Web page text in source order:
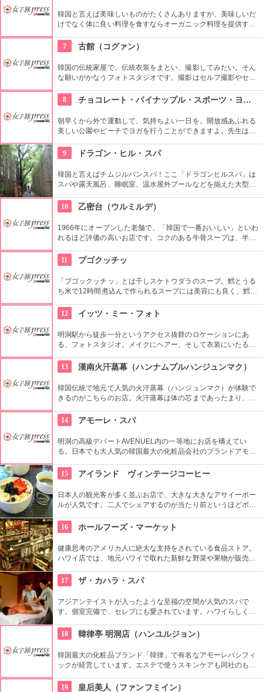
韓国と言えば美味しいものがたくさんありますが、美味しいだ
けでなく体に良い料理を食すならオーガニック料理を提供する
ご堪能あれ。
7 古館（コグァン）
韓国の伝統家屋で、伝統衣装をまとい、撮影してみたい。そん
な願いがかなうフォトスタジオです。撮影はセルフ撮影やセル
影をお任せするプランもあります。日本の旅行番組で話題にな
った場所です。
8 チョコレート・パイナップル・スポーツ・ヨガ・スタジオ
朝早くから外で運動して、気持ちよい一日を。開放感あふれる
美しい公園やビーチでヨガを行うことができますよ。先生は日
芝生エリアで無料のヨガレッスンも行っているので、初心者は
コチラもぜひ。
9 ドラゴン・ヒル・スパ
韓国と言えばチムジルバンスパ！ここ「ドラゴンヒルスパ」は
スパや露天風呂、睡眠室、温水屋外プールなどを揃えた大型施
やゴルフ練習場、マッサージ、レストランなど様々なお楽しみ
スポットがあるので、時間が過ぎるのもあっという間です！
10 乙密台（ウルミルデ）
1966年にオープンした老舗で、「韓国で一番おいしい」といわ
れるほど評価の高いお店です。コクのある牛骨スープは、半分
る麺も絶品です。
11 プゴクッチッ
「プゴックッチッ」とは干しスケトウダラのスープ。鱈とうる
ち米で12時間煮込んで作られるスープには美容にも良く、鱈の
味のスープは朝食にお勧めです。
12 イッツ・ミー・フォト
明洞駅から徒歩一分というアクセス抜群のロケーションにあ
る、フォトスタジオ。メイクにヘアー、そして衣装にいたるま
影して作品を持ち帰ることができる。国内外多くの方から支持
を受けており、様々なメディアに取り上げられている有名店。
13 漢南火汗蒸幕（ハンナムプルハンジュンマク）
韓国伝統で地元で人気の火汗蒸幕（ハンジュンマク）が体験で
きるのがこちらのお店。火汗蒸幕は体の芯まであったまり、汗
素や老廃物をたくさん出すことができるので旅の疲れもリフレ
ッシュできます。日本語も対応していますので、初めての方も
安心ですね。美容と健康にぜひ。
14 アモーレ・スパ
明洞の高級デパートAVENUEL内の一等地にお店を構えてい
る。日本でも大人気の韓国最大の化粧品会社のブランドアモー
メント内容はソウル国内だけでなく、海外の著名人からも高い
評価を得ています。ゴージャスな空間の中で極上のエステはい
かがでしょう。要予約です。
15 アイランド ヴィンテージコーヒー
日本人の観光客が多く並ぶお店で、大きな大きなアサイーボー
ルが人気です。二人でシェアするのが当たり前というほどボリ
てでも食べる価値はあります。
16 ホールフーズ・マーケット
健康思考のアメリカ人に絶大な支持をされている食品ストア。
ハワイ店では、地元ハワイで取れた新鮮な野菜や果物が販売さ
も充実していて、ホテルの部屋で食事がしたい人にもお勧めで
す！
17 ザ・カハラ・スパ
アジアンテイストが入ったような至福の空間が人気のスパで
す。個室完備で、セレブにも愛されています。ハワイらしくロ
スメを買えば、おうちでも極上なエステ気分が味わえますね。
18 韓律亭 明洞店（ハンユルジョン）
韓国最大の化粧品ブランド「韓律」で有名なアモーレパシフィ
ックが経営しています。エステで使うスキンケアも同社のもの
す。
19 皇后美人（ファンフミイン）